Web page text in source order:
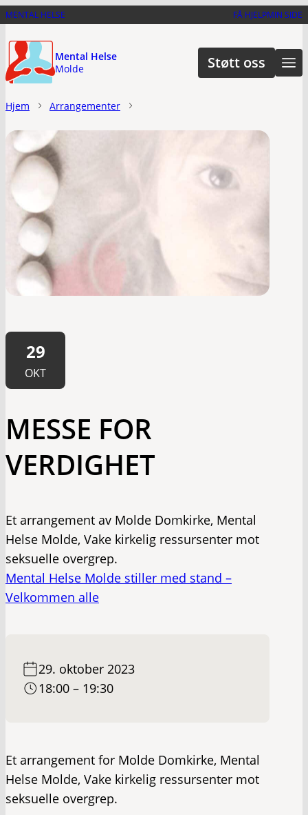
Hopp
hovedinnhold
MENTAL HELSE FÅ HJELPMIN SIDE
Mental Helse
Molde
Støtt oss
Hjem Arrangementer
29
OKT
MESSE FOR
VERDIGHET
Et arrangement av Molde Domkirke, Mental
Helse Molde, Vake kirkelig ressursenter mot
seksuelle overgrep.
Mental Helse Molde stiller med stand –
Velkommen alle
29. oktober 2023
18:00 – 19:30
Et arrangement for Molde Domkirke, Mental
Helse Molde, Vake kirkelig ressursenter mot
seksuelle overgrep.